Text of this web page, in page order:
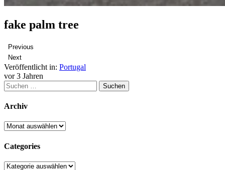
fake palm tree
Previous
Next
Veröffentlicht in: Portugal
vor 3 Jahren
Suchen
nach:
Archiv
Archiv
Categories
Categories